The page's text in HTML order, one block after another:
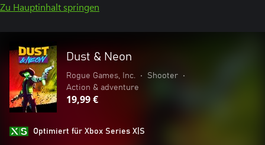
Zu Hauptinhalt springen
Dust & Neon
Rogue Games, Inc. • Shooter
•
Action & adventure
19,99 €
Optimiert für Xbox Series X|S